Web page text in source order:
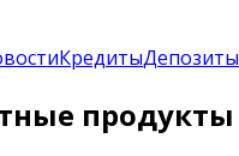
КредитыДепозиты
продукты